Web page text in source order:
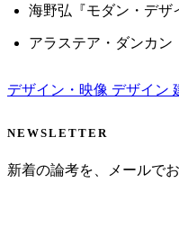
海野弘『モダン・デザ
アラステア・ダンカン
デザイン・映像 デザイン
NEWSLETTER
新着の論考を、メールで